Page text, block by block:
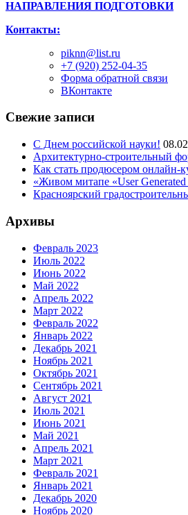
НАПРАВЛЕНИЯ ПОДГОТОВКИ
Контакты:
piknn@list.ru
+7 (920) 252-04-35
Форма обратной связи
ВКонтакте
Свежие записи
С Днем российской науки!
Архитектурно-строительный
Как стать продюсером онлайн-
«Живом митапе «User Generated
Красноярский
Архивы
Февраль 2023
Июль 2022
Июнь 2022
Май 2022
Апрель 2022
Март 2022
Февраль 2022
Январь 2022
Декабрь 2021
Ноябрь 2021
Октябрь 2021
Сентябрь 2021
Август 2021
Июль 2021
Июнь 2021
Май 2021
Апрель 2021
Март 2021
Февраль 2021
Январь 2021
Декабрь 2020
Ноябрь 2020